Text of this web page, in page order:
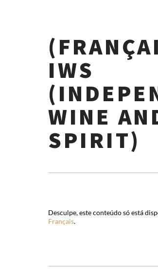
IWS
WINE
SPIRIT)
Desculpe, este conteúdo só está
Français.